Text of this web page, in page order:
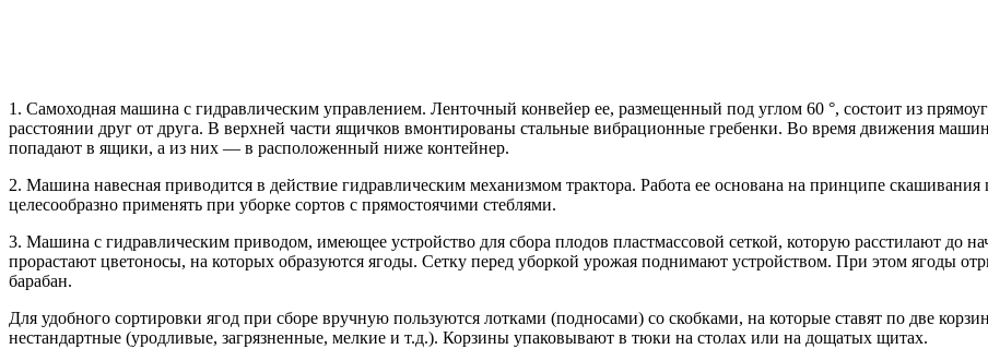
1. Самоходная машина с гидравлическим управлением. Ленточный конвейер ее, размещенный под углом 60 °, состоит из
расстоянии друг от друга. В верхней части ящичков вмонтированы стальные вибрационные гребенки. Во время движения
попадают в ящики, а из них — в расположенный ниже контейнер.
2. Машина навесная приводится в действие гидравлическим механизмом трактора. Работа ее основана на принципе
целесообразно применять при уборке сортов с прямостоячими стеблями.
3. Машина с гидравлическим приводом, имеющее устройство для сбора плодов пластмассовой сеткой, которую расстилают до
прорастают цветоносы, на которых образуются ягоды. Сетку перед уборкой урожая поднимают устройством. При этом ягоды
барабан.
Для удобного сортировки ягод при сборе вручную пользуются лотками (подносами) со скобками, на которые ставят по две
нестандартные (уродливые, загрязненные, мелкие и т.д.). Корзины упаковывают в тюки на столах или на дощатых щитах.